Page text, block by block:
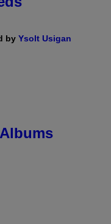
by Ysolt Usigan